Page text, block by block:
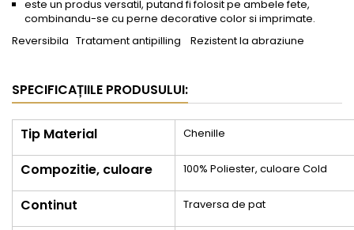
este un produs versatil, putand fi folosit pe ambele fete,
combinandu-se cu perne decorative color si imprimate.
Reversibila Tratament antipilling Rezistent la abraziune
SPECIFICAȚIILE PRODUSULUI:
Tip Material Chenille
Compozitie, culoare 100% Poliester, culoare Cold
Continut Traversa de pat